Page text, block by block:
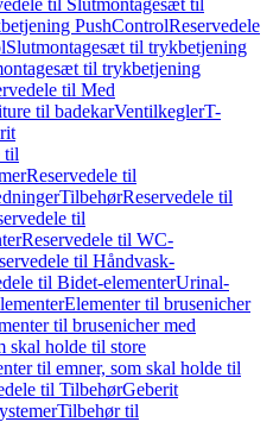
til Slutmontagesæt til
PushControlReservedele
Slutmontagesæt til trykbetjening
til trykbetjening
til Med
til badekarVentilkeglerT-
til
Reservedele til
TilbehørReservedele til
til
Reservedele til WC-
til Håndvask-
til Bidet-elementerUrinal-
Elementer til brusenicher
til brusenicher med
skal holde til store
til emner, som skal holde til
til TilbehørGeberit
Tilbehør til